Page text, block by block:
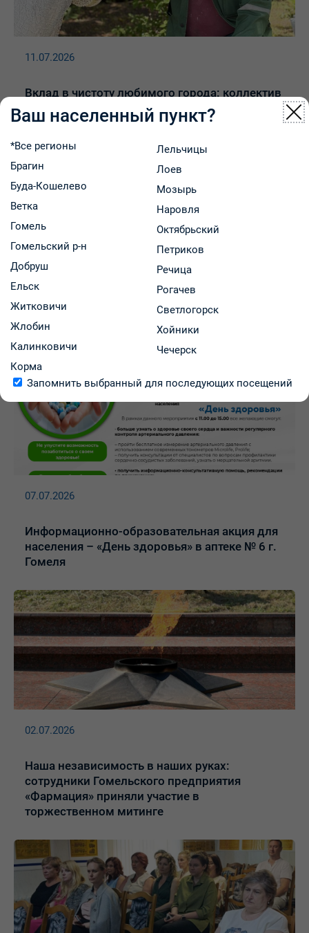
11.07.2026
Вклад в чистоту любимого города: коллектив
Гомельского предприятия «Фармация»
вышел на районный субботник
10.07.2026
Было познавательно, интересно и актуально!
07.07.2026
Информационно-образовательная акция для
населения – «День здоровья» в аптеке № 6 г.
Гомеля
02.07.2026
Наша независимость в наших руках:
сотрудники Гомельского предприятия
«Фармация» приняли участие в
торжественном митинге
Ваш населенный пункт?
*Все регионы
Брагин
Буда-Кошелево
Ветка
Гомель
Гомельский р-н
Добруш
Ельск
Житковичи
Жлобин
Калинковичи
Корма
Лельчицы
Лоев
Мозырь
Наровля
Октябрьский
Петриков
Речица
Рогачев
Светлогорск
Хойники
Чечерск
Запомнить выбранный для последующих посещений